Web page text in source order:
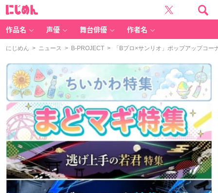
作品名 声優 舞台俳優 作者名
にじめん > ニュース > B-PROJECT > 「Bプロ×サンリオ」ポップアップコー